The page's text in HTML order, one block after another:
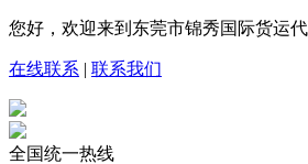
您好，欢迎来到东莞市锦秀国际货运
在线联系 | 联系我们
全国统一热线